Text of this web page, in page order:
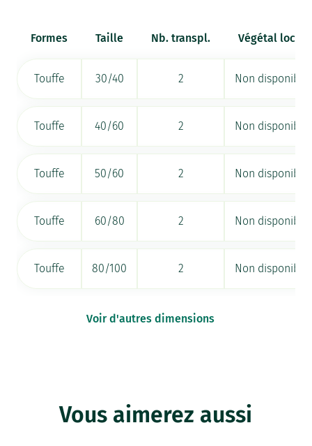
Formes Taille Nb. transpl. Végétal local
Touffe 30/40 2 Non disponible
Touffe 40/60 2 Non disponible
Touffe 50/60 2 Non disponible
Touffe 60/80 2 Non disponible
Touffe 80/100 2 Non disponible
Voir d'autres dimensions
Vous aimerez aussi